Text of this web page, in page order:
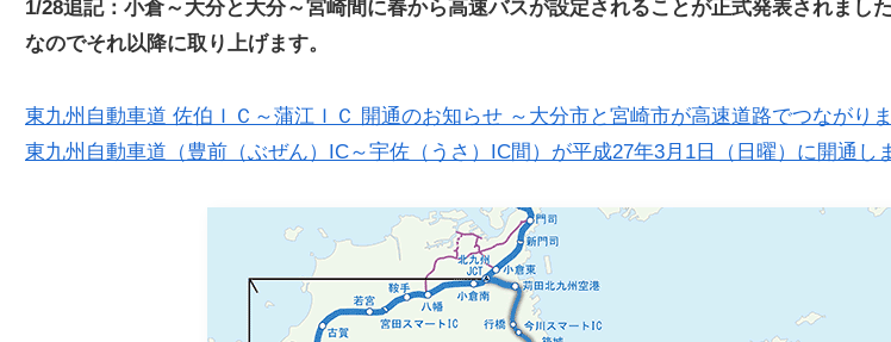
1/28追記：小倉～大分と大分～宮崎間に春から高速バスが設定されることが正式発表されまし
なのでそれ以降に取り上げます。
東九州自動車道 佐伯ＩＣ～蒲江ＩＣ 開通のお知らせ ～大分市と宮崎市が高速道路でつながりま
東九州自動車道（豊前（ぶぜん）IC～宇佐（うさ）IC間）が平成27年3月1日（日曜）に開通し